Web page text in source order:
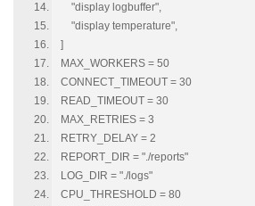
"display logbuffer",
"display temperature",
]
MAX_WORKERS = 50
CONNECT_TIMEOUT = 30
READ_TIMEOUT = 30
MAX_RETRIES = 3
RETRY_DELAY = 2
REPORT_DIR = "./reports"
LOG_DIR = "./logs"
CPU_THRESHOLD = 80